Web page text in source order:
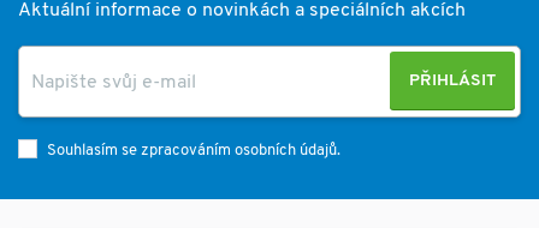
Aktuální informace o novinkách a speciálních akcích
PŘIHLÁSIT
Souhlasím se zpracováním osobních údajů.